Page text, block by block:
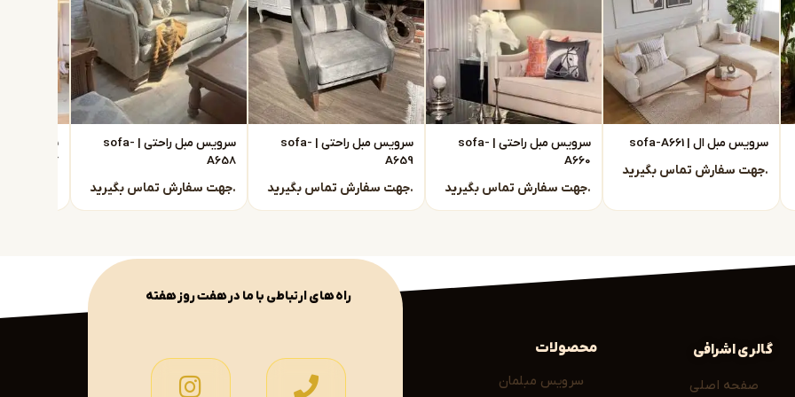
داریم و رضایت مشتریان ما، گواه کیفیت محصولات
شماست. اگر به دنبال
سرویس مبل ال | sofa-A661
جهت سفارش تماس بگیرید.
سرویس مبل راحتی | sofa-
A660
جهت سفارش تماس بگیرید.
سرویس مبل راحتی | sofa-
A659
جهت سفارش تماس بگیرید.
سرویس مبل راحتی | sofa-
A658
جهت سفارش تماس بگیرید.
A657
گالری اشرافی محصولات
صفحه اصلی سرویس مبلمان
راه های ارتباطی با ما در هفت روز هفته